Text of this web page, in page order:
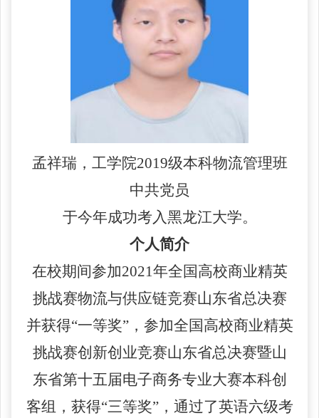
孟祥瑞，工学院2019级本科物流管理班
中共党员
于今年成功考入黑龙江大学。
个人简介
在校期间参加2021年全国高校商业精英
挑战赛物流与供应链竞赛山东省总决赛
并获得“一等奖”，参加全国高校商业精英
挑战赛创新创业竞赛山东省总决赛暨山
东省第十五届电子商务专业大赛本科创
客组，获得“三等奖”，通过了英语六级考